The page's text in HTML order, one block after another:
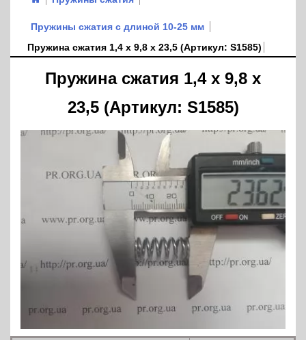
Пружины сжатия с длиной 10-25 мм
Пружина сжатия 1,4 х 9,8 х 23,5 (Артикул: S1585)
Пружина сжатия 1,4 х 9,8 х
23,5 (Артикул: S1585)